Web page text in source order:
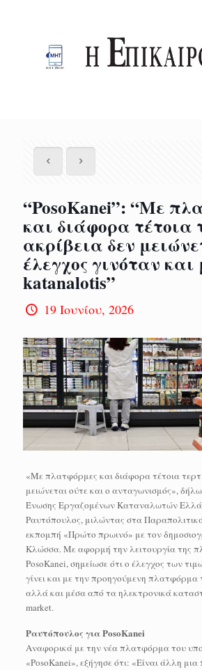
“PosoKanei”: “Με
και διάφορα τέτοια
ακρίβεια δεν
έλεγχος γινόταν και
katanalotis”
19 Ιουνίου, 2026
«Με πλατφόρμες και διάφορα τέτοια
μειώνεται ούτε και ο ανταγωνισμός»,
Ένωσης Εργαζομένων Καταναλωτών
Ραυτόπουλος, μιλώντας στα
εκπομπή «Πρώτο πρωινό» με τον
Κλώσσα. Με αφορμή την λειτουργία της
PosoKanei, σημείωσε ότι ο έλεγχος των
γίνει και με την προηγούμενη πλατφόρμα
αλλά και μέσα από τα ηλεκτρονικά
market.
Ραυτόπουλος για PosoKanei
Αναφορικά με την νέα πλατφόρμα του
«PosoKanei», εξήγησε ότι: «Είναι άλλη